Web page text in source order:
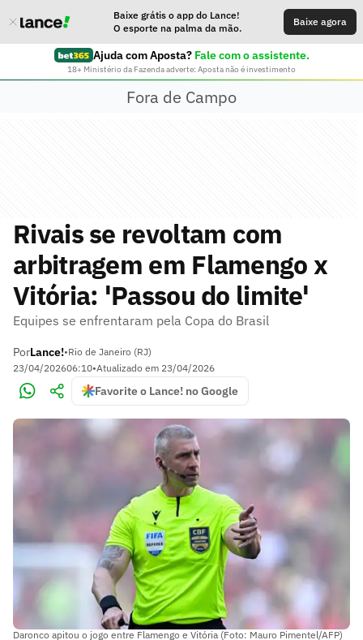
Baixe grátis o app do Lance!
O esporte na palma da mão.
Baixe agora
Ajuda com Aposta? Fale com o assistente.
18+ Ministério da Fazenda adverte: Aposta não é investimento
Fora de Campo
Rivais se revoltam com
arbitragem em Flamengo x
Vitória: 'Passou do limite'
Equipes se enfrentaram pela Copa do Brasil
PorLance!•Rio de Janeiro (RJ)
23/04/202606:10•Atualizado em 23/04/2026
Favorite o Lance! no Google
Daronco apitou o jogo entre Flamengo e Vitória (Foto: Mauro Pimentel/AFP)